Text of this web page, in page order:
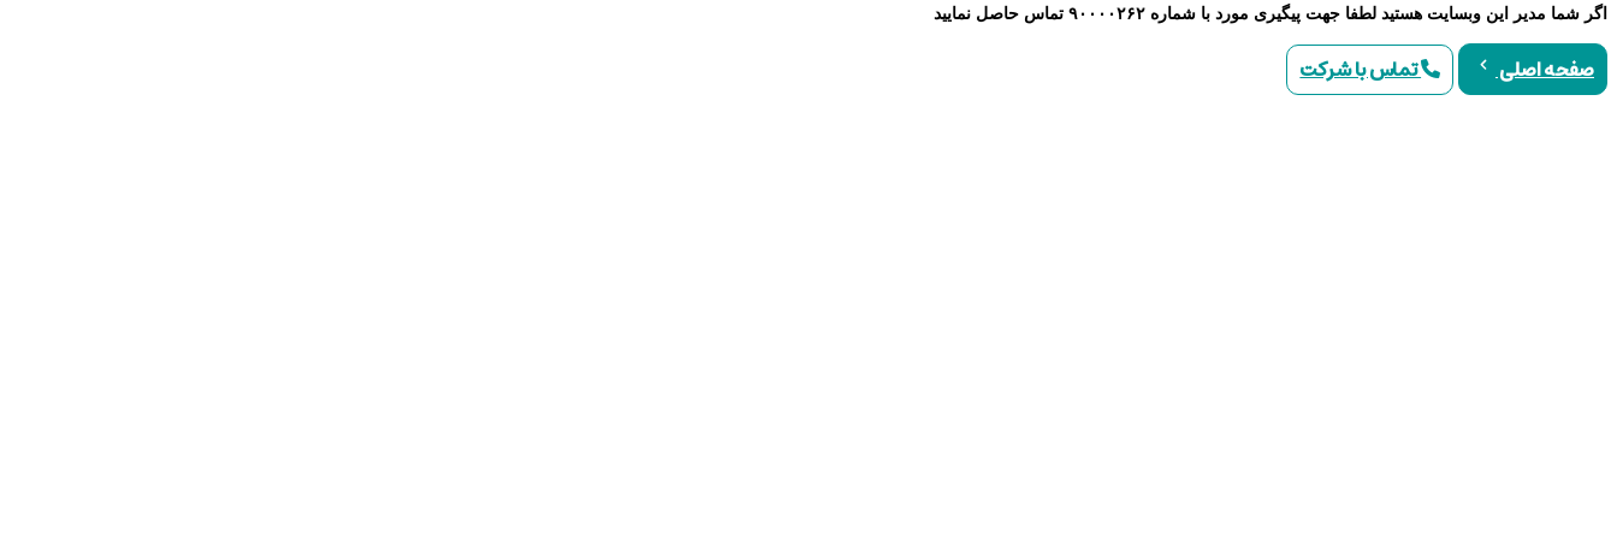
اگر شما مدیر این وبسایت هستید لطفا جهت پیگیری مورد با شماره ۹۰۰۰۰۲۶۲ تماس حاصل نمایید
صفحه اصلی تماس با شرکت